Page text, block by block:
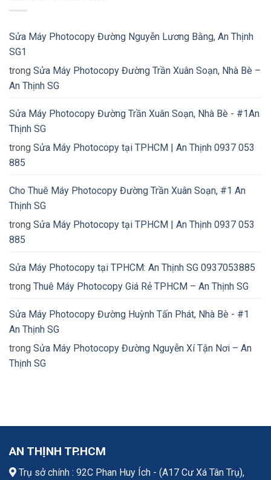
Sửa Máy Photocopy Đường Nguyễn Lương Bằng, An Thịnh
SG1
trong Sửa Máy Photocopy Đường Trần Xuân Soạn, Nhà Bè –
An Thịnh SG
Sửa Máy Photocopy Đường Trần Xuân Soạn, Nhà Bè - #1An
Thịnh SG
trong Sửa Máy Photocopy tại TPHCM | An Thịnh 0937 053
885
Cho Thuê Máy Photocopy Đường Trần Xuân Soạn, #1 An
Thịnh SG
trong Sửa Máy Photocopy tại TPHCM | An Thịnh 0937 053
885
Sửa Máy Photocopy tại TPHCM: An Thịnh SG 0937053885
trong Thuê Máy Photocopy Giá Rẻ TPHCM – An Thịnh SG
Sửa Máy Photocopy Đường Huỳnh Tấn Phát, Nhà Bè - #1
An Thịnh SG
trong Sửa Máy Photocopy Đường Nguyễn Xí Tận Nơi – An
Thịnh SG
AN THỊNH TP.HCM
Trụ sở chính : 92C Phan Huy Ích - (A17 Cư Xá Tân Trụ),